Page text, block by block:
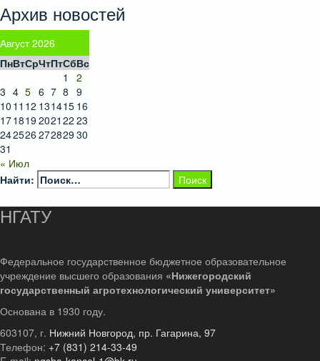
Архив новостей
Август 2026
ПнВтСрЧтПтСбВс
1
2
3 4 5 6 7 8 9
10 11 12 131415 16
171819 2021 22 23
242526 272829 30
31
« Июл
Найти:
НГАТУ
Федеральное государственное бюджетное образовательное
учреждение высшего образования «Нижегородский
государственный агротехнологический университет»
Основана в 1930 году.
603107, г. Нижний Новгород, пр. Гагарина, 97
Телефон: +7 (831) 214-33-49